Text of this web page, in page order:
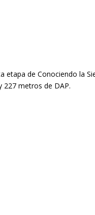
de Conociendo la
227 metros de DAP.